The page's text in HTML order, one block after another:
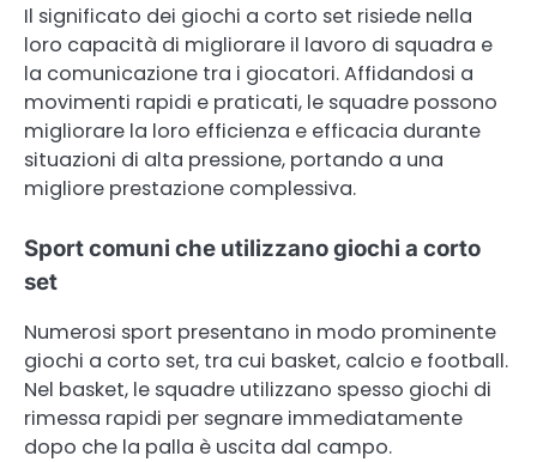
Il significato dei giochi a corto set risiede nella
loro capacità di migliorare il lavoro di squadra e
la comunicazione tra i giocatori. Affidandosi a
movimenti rapidi e praticati, le squadre possono
migliorare la loro efficienza e efficacia durante
situazioni di alta pressione, portando a una
migliore prestazione complessiva.
Sport comuni che utilizzano giochi a corto
set
Numerosi sport presentano in modo prominente
giochi a corto set, tra cui basket, calcio e football.
Nel basket, le squadre utilizzano spesso giochi di
rimessa rapidi per segnare immediatamente
dopo che la palla è uscita dal campo.